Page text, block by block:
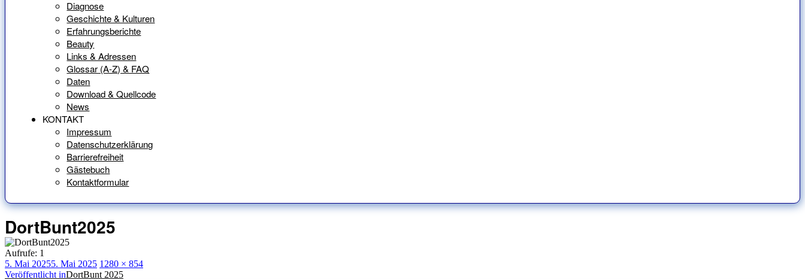
Diagnose
Geschichte & Kulturen
Erfahrungsberichte
Beauty
Links & Adressen
Glossar (A-Z) & FAQ
Daten
Download & Quellcode
News
KONTAKT
Impressum
Datenschutzerklärung
Barrierefreiheit
Gästebuch
Kontaktformular
DortBunt2025
Aufrufe: 1
Veröffentlicht
am
5. Mai 20255. Mai 2025 Originalgröße
1280 × 854
Veröffentlicht inDortBunt 2025